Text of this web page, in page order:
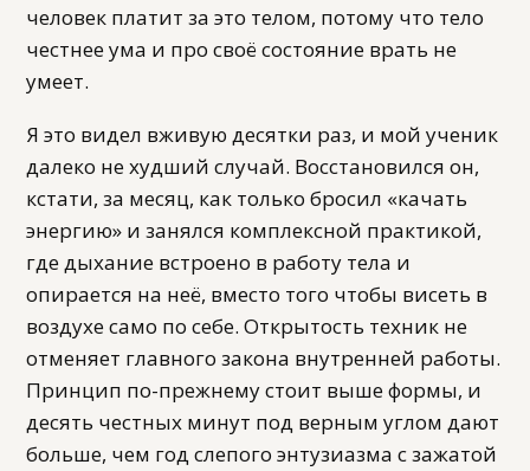
человек платит за это телом, потому что тело
честнее ума и про своё состояние врать не
умеет.
Я это видел вживую десятки раз, и мой ученик
далеко не худший случай. Восстановился он,
кстати, за месяц, как только бросил «качать
энергию» и занялся комплексной практикой,
где дыхание встроено в работу тела и
опирается на неё, вместо того чтобы висеть в
воздухе само по себе. Открытость техник не
отменяет главного закона внутренней работы.
Принцип по-прежнему стоит выше формы, и
десять честных минут под верным углом дают
больше, чем год слепого энтузиазма с зажатой